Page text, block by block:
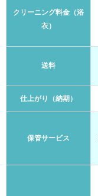
クリーニング料金（浴
衣）
送料
仕上がり（納期）
保管サービス